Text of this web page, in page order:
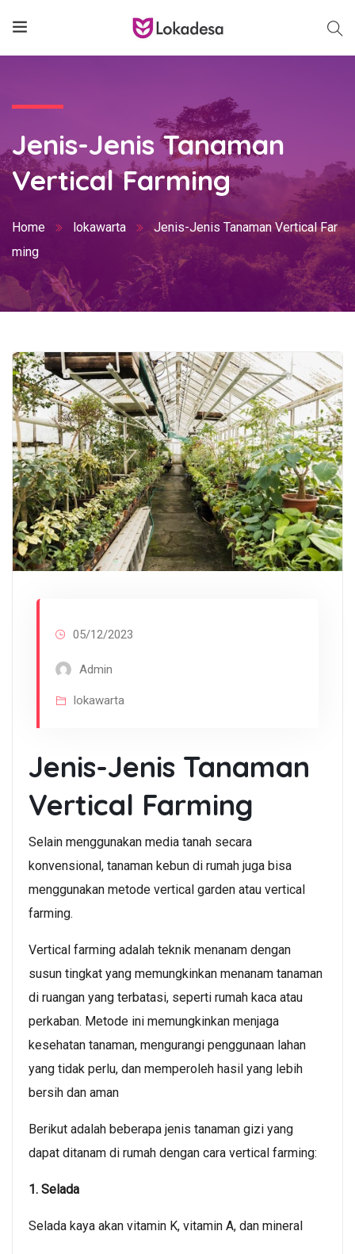
Jenis-Jenis Tanaman
Vertical Farming
Home lokawarta
Jenis-Jenis Tanaman Vertical Far
ming
05/12/2023
Admin
lokawarta
Jenis-Jenis Tanaman
Vertical Farming
Selain menggunakan media tanah secara
konvensional, tanaman kebun di rumah juga bisa
menggunakan metode vertical garden atau vertical
farming.
Vertical farming adalah teknik menanam dengan
susun tingkat yang memungkinkan menanam tanaman
di ruangan yang terbatasi, seperti rumah kaca atau
perkaban. Metode ini memungkinkan menjaga
kesehatan tanaman, mengurangi penggunaan lahan
yang tidak perlu, dan memperoleh hasil yang lebih
bersih dan aman
Berikut adalah beberapa jenis tanaman gizi yang
dapat ditanam di rumah dengan cara vertical farming:
1. Selada
Selada kaya akan vitamin K, vitamin A, dan mineral